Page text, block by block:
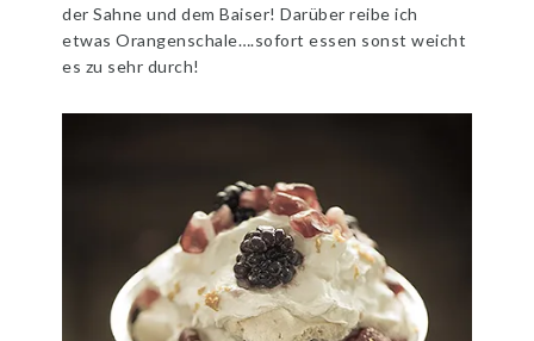
der Sahne und dem Baiser! Darüber reibe ich
etwas Orangenschale….sofort essen sonst weicht
es zu sehr durch!